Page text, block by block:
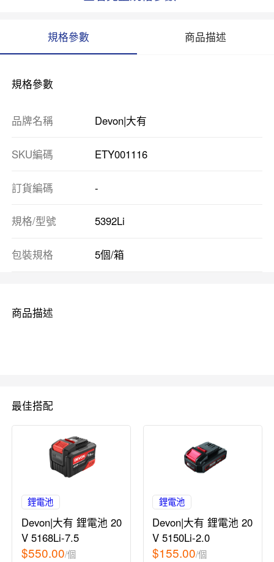
規格參數 商品描述
規格參數
品牌名稱 Devon|大有
SKU編碼 ETY001116
訂貨編碼 -
規格/型號 5392Li
包裝規格 5個/箱
商品描述
最佳搭配
鋰電池
Devon|大有 鋰電池 20
V 5168Li-7.5
$550.00/個
鋰電池
Devon|大有 鋰電池 20
V 5150Li-2.0
$155.00/個